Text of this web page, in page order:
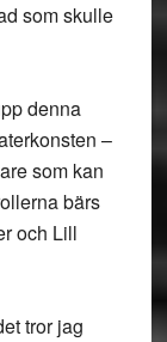
som skulle
denna
–
som kan
bärs
och Lill
tror jag